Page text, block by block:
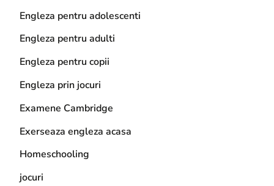
Engleza pentru adolescenti
Engleza pentru adulti
Engleza pentru copii
Engleza prin jocuri
Examene Cambridge
Exerseaza engleza acasa
Homeschooling
jocuri